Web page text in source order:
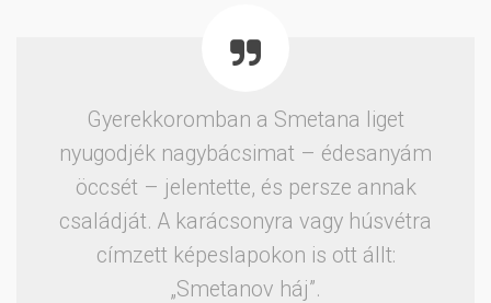
Gyerekkoromban a Smetana liget
nyugodjék nagybácsimat – édesanyám
öccsét – jelentette, és persze annak
családját. A karácsonyra vagy húsvétra
címzett képeslapokon is ott állt:
„Smetanov háj”.